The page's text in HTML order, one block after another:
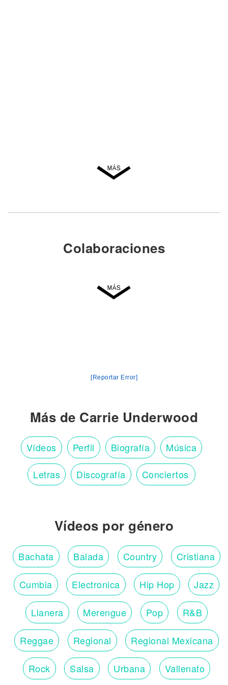
Colaboraciones
[Reportar Error]
Más de Carrie Underwood
Vídeos Perfil Biografía Música
Letras Discografía Conciertos
Vídeos por género
Bachata Balada Country Cristiana
Cumbia Electronica Hip Hop Jazz
Llanera Merengue Pop R&B
Reggae Regional Regional Mexicana
Rock Salsa Urbana Vallenato